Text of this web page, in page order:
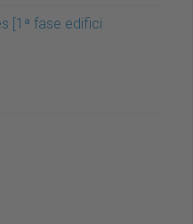
[1ª fase edifici